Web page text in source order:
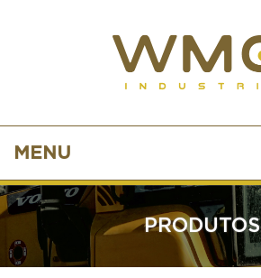
MENU
PRODUTOS